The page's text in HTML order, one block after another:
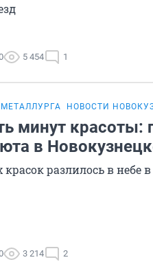
5 454 1
НОВОСТИ
минут красоты:
в
разлилось в небе
3 214 2